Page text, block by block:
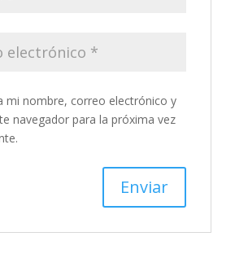
mi nombre, correo electrónico y
navegador para la próxima vez